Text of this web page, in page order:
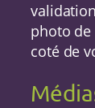
photo
coté de